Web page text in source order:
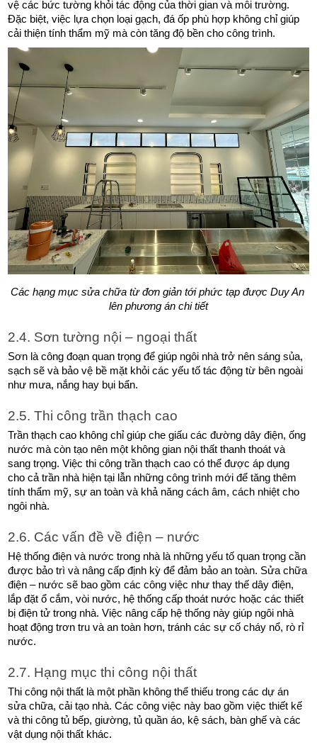
vệ các bức tường khỏi tác động của thời gian và môi trường.
Đặc biệt, việc lựa chọn loại gạch, đá ốp phù hợp không chỉ giúp
cải thiện tính thẩm mỹ mà còn tăng độ bền cho công trình.
Các hạng mục sửa chữa từ đơn giản tới phức tạp được Duy An
lên phương án chi tiết
2.4. Sơn tường nội – ngoại thất
Sơn là công đoạn quan trọng để giúp ngôi nhà trở nên sáng sủa,
sạch sẽ và bảo vệ bề mặt khỏi các yếu tố tác động từ bên ngoài
như mưa, nắng hay bụi bẩn.
2.5. Thi công trần thạch cao
Trần thạch cao không chỉ giúp che giấu các đường dây điện, ống
nước mà còn tạo nên một không gian nội thất thanh thoát và
sang trọng. Việc thi công trần thạch cao có thể được áp dụng
cho cả trần nhà hiện tại lẫn những công trình mới để tăng thêm
tính thẩm mỹ, sự an toàn và khả năng cách âm, cách nhiệt cho
ngôi nhà.
2.6. Các vấn đề về điện – nước
Hệ thống điện và nước trong nhà là những yếu tố quan trọng cần
được bảo trì và nâng cấp định kỳ để đảm bảo an toàn. Sửa chữa
điện – nước sẽ bao gồm các công việc như thay thế dây điện,
lắp đặt ổ cắm, vòi nước, hệ thống cấp thoát nước hoặc các thiết
bị điện tử trong nhà. Việc nâng cấp hệ thống này giúp ngôi nhà
hoạt động trơn tru và an toàn hơn, tránh các sự cố cháy nổ, rò rỉ
nước.
2.7. Hạng mục thi công nội thất
Thi công nội thất là một phần không thể thiếu trong các dự án
sửa chữa, cải tạo nhà. Các công việc này bao gồm việc thiết kế
và thi công tủ bếp, giường, tủ quần áo, kệ sách, bàn ghế và các
vật dụng nội thất khác.